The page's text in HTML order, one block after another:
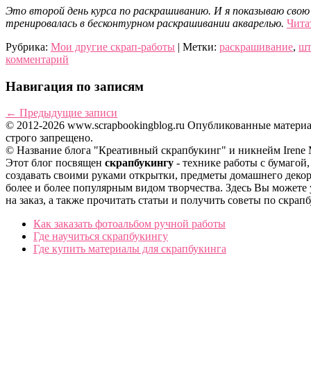
Это второй день курса по раскрашиванию. И я показываю
тренировалась в бесконтурном раскрашивании акварелью.
Рубрика: Мои другие скрап-работы | Метки: раскрашивание,
комментарий
Навигация по записям
← Предыдущие записи
© 2012-2026 www.scrapbookingblog.ru Опубликованные
строго запрещено.
© Название блога "Креативный скрапбукинг" и никнейм
Этот блог посвящен скрапбукингу - технике работы с
создавать своими руками открытки, предметы домашнего
более и более популярным видом творчества. Здесь Вы
на заказ, а также прочитать статьи и получить советы по
Как заказать фотоальбом ручной работы
Где научиться скрапбукингу
Где купить материалы для скрапбукинга